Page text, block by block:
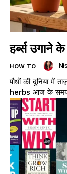
हर्ब्स उगाने
HOW TO
पौधों की दुनिया में ताज़गी
herbs आज के समय